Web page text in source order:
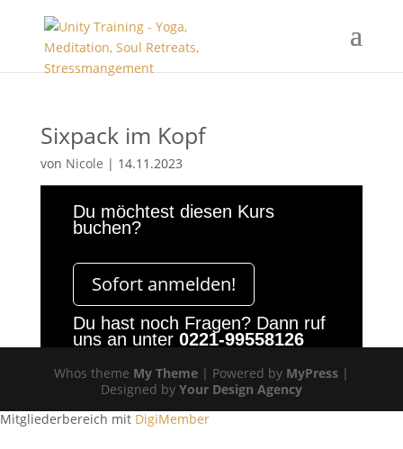
Sixpack im Kopf
von Nicole | 14.11.2023
Du möchtest diesen Kurs
buchen?
Sofort anmelden!
Du hast noch Fragen? Dann ruf
uns an unter 0221-99558126
Whos theme My Theme| Powered by MyPress|
Designed by Your Design Agency
Mitgliederbereich mit DigiMember